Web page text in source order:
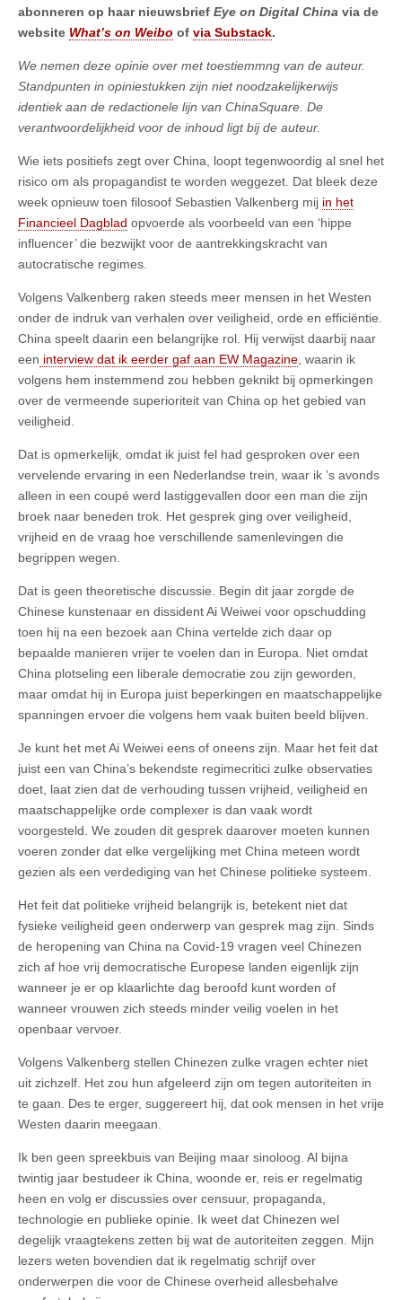
abonneren op haar nieuwsbrief Eye on Digital China via de
website What’s on Weibo of via Substack.
We nemen deze opinie over met toestiemmng van de auteur.
Standpunten in opiniestukken zijn niet noodzakelijkerwijs
identiek aan de redactionele lijn van ChinaSquare. De
verantwoordelijkheid voor de inhoud ligt bij de auteur.
Wie iets positiefs zegt over China, loopt tegenwoordig al snel het
risico om als propagandist te worden weggezet. Dat bleek deze
week opnieuw toen filosoof Sebastien Valkenberg mij in het
Financieel Dagblad opvoerde als voorbeeld van een ‘hippe
influencer’ die bezwijkt voor de aantrekkingskracht van
autocratische regimes.
Volgens Valkenberg raken steeds meer mensen in het Westen
onder de indruk van verhalen over veiligheid, orde en efficiëntie.
China speelt daarin een belangrijke rol. Hij verwijst daarbij naar
een interview dat ik eerder gaf aan EW Magazine, waarin ik
volgens hem instemmend zou hebben geknikt bij opmerkingen
over de vermeende superioriteit van China op het gebied van
veiligheid.
Dat is opmerkelijk, omdat ik juist fel had gesproken over een
vervelende ervaring in een Nederlandse trein, waar ik ’s avonds
alleen in een coupé werd lastiggevallen door een man die zijn
broek naar beneden trok. Het gesprek ging over veiligheid,
vrijheid en de vraag hoe verschillende samenlevingen die
begrippen wegen.
Dat is geen theoretische discussie. Begin dit jaar zorgde de
Chinese kunstenaar en dissident Ai Weiwei voor opschudding
toen hij na een bezoek aan China vertelde zich daar op
bepaalde manieren vrijer te voelen dan in Europa. Niet omdat
China plotseling een liberale democratie zou zijn geworden,
maar omdat hij in Europa juist beperkingen en maatschappelijke
spanningen ervoer die volgens hem vaak buiten beeld blijven.
Je kunt het met Ai Weiwei eens of oneens zijn. Maar het feit dat
juist een van China’s bekendste regimecritici zulke observaties
doet, laat zien dat de verhouding tussen vrijheid, veiligheid en
maatschappelijke orde complexer is dan vaak wordt
voorgesteld. We zouden dit gesprek daarover moeten kunnen
voeren zonder dat elke vergelijking met China meteen wordt
gezien als een verdediging van het Chinese politieke systeem.
Het feit dat politieke vrijheid belangrijk is, betekent niet dat
fysieke veiligheid geen onderwerp van gesprek mag zijn. Sinds
de heropening van China na Covid‑19 vragen veel Chinezen
zich af hoe vrij democratische Europese landen eigenlijk zijn
wanneer je er op klaarlichte dag beroofd kunt worden of
wanneer vrouwen zich steeds minder veilig voelen in het
openbaar vervoer.
Volgens Valkenberg stellen Chinezen zulke vragen echter niet
uit zichzelf. Het zou hun afgeleerd zijn om tegen autoriteiten in
te gaan. Des te erger, suggereert hij, dat ook mensen in het vrije
Westen daarin meegaan.
Ik ben geen spreekbuis van Beijing maar sinoloog. Al bijna
twintig jaar bestudeer ik China, woonde er, reis er regelmatig
heen en volg er discussies over censuur, propaganda,
technologie en publieke opinie. Ik weet dat Chinezen wel
degelijk vraagtekens zetten bij wat de autoriteiten zeggen. Mijn
lezers weten bovendien dat ik regelmatig schrijf over
onderwerpen die voor de Chinese overheid allesbehalve